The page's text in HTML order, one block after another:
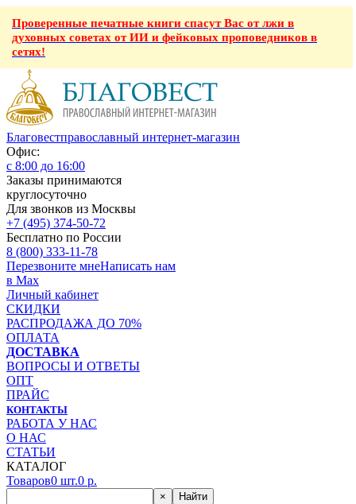
Проверенные печатные книги спасут Вас от лжи в
духовных советах от ИИ и фейковых проповедников в
сетях!
Благовестправославный интернет-магазин
Офис:
с 8:00 до 16:00
Заказы принимаются
круглосуточно
Для звонков из Москвы
+7 (495) 374-50-72
Бесплатно по России
8 (800) 333-11-78
Перезвоните мнеНаписать нам
в Max
Личный кабинет
СКИДКИ
РАСПРОДАЖА ДО 70%
ОПЛАТА
ДОСТАВКА
ВОПРОСЫ И ОТВЕТЫ
ОПТ
ПРАЙС
КОНТАКТЫ
РАБОТА У НАС
О НАС
СТАТЬИ
КАТАЛОГ
Товаров0 шт.0 р.
× Найти